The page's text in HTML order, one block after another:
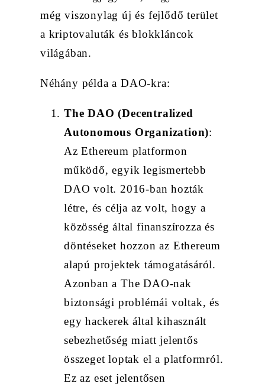
még viszonylag új és fejlődő terület
a kriptovaluták és blokkláncok
világában.
Néhány példa a DAO-kra:
The DAO (Decentralized
Autonomous Organization):
Az Ethereum platformon
működő, egyik legismertebb
DAO volt. 2016-ban hozták
létre, és célja az volt, hogy a
közösség által finanszírozza és
döntéseket hozzon az Ethereum
alapú projektek támogatásáról.
Azonban a The DAO-nak
biztonsági problémái voltak, és
egy hackerek által kihasznált
sebezhetőség miatt jelentős
összeget loptak el a platformról.
Ez az eset jelentősen